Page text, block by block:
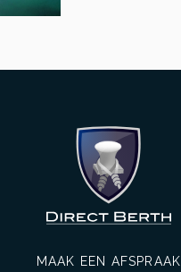
MAAK EEN AFSPRAAK